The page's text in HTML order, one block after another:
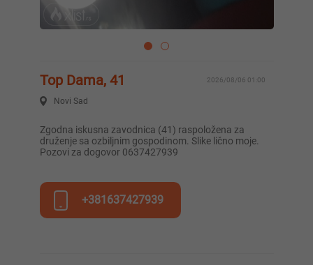
Top Dama, 41 2026/08/06 01:00
Novi Sad
Zgodna iskusna zavodnica (41) raspoložena za
druženje sa ozbiljnim gospodinom. Slike lično moje.
Pozovi za dogovor 0637427939
+381637427939